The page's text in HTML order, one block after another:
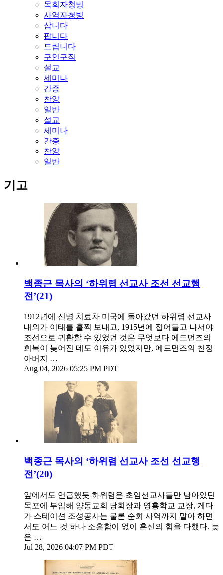
목회자청빙
사역자청빙
삽니다
팝니다
드립니다
구인구직
설교
세미나
간증
찬양
일반
설교
세미나
간증
찬양
일반
기고
백종근 목사의 ‘하위렴 선교사 조선 선교행
전’(21)
1912년에 신병 치료차 미국에 돌아갔던 하위렴 선교사
내외가 이태를 훌쩍 보내고, 1915년에 접어들고 나서야
조선으로 귀환할 수 있었던 것은 무엇보다 에드먼즈의
회복이 늦어진 데도 이유가 있었지만, 에드먼즈의 친정
아버지 …
Aug 04, 2026 05:25 PM PDT
백종근 목사의 ‘하위렴 선교사 조선 선교행
전’(20)
앞에서도 언급했듯 하위렴은 초임선교사들만 남아있던
목포에 부임해 양동교회 당회장과 영흥학교 교장, 게다
가 스테이션 조성공사는 물론 순회 사역까지 맡아 하면
서도 어느 것 하나 소홀함이 없이 혼신의 힘을 다했다. 늦
은 …
Jul 28, 2026 04:07 PM PDT